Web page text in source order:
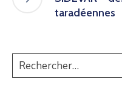
taradéennes